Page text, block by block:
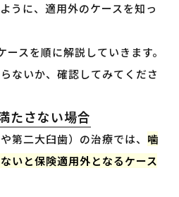
うに、適用外のケースを知っ
スを順に解説していきます。
ないか、確認してみてくださ
たさない場合
第二大臼歯）の治療では、 噛
いと保険適用外となるケース